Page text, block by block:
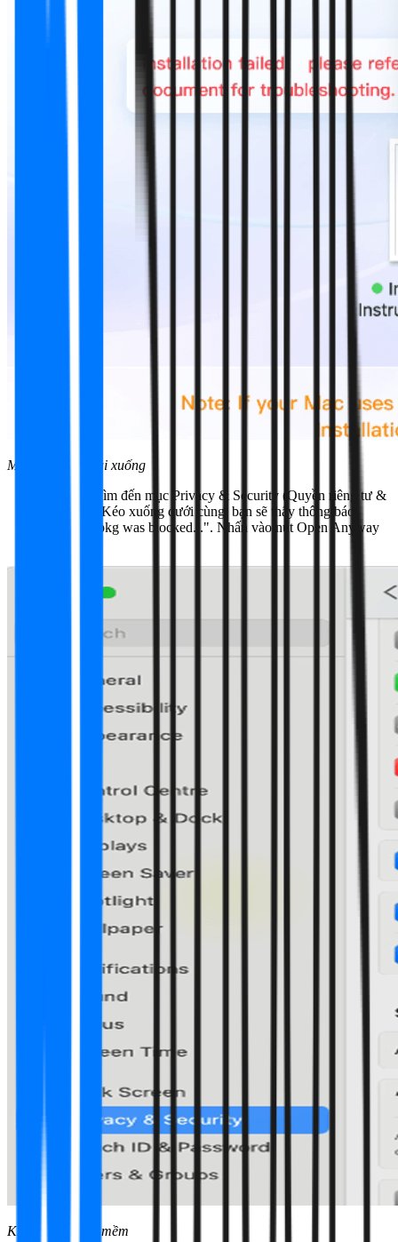
Mở tệp tin vừa tải xuống
Tìm đến mục Privacy & Security (Quyền riêng tư &
Bảo mật). Kéo xuống dưới cùng, bạn sẽ thấy thông báo
"3uTools.pkg was blocked...". Nhấn vào nút Open Anyway
Khởi chạy phần mềm